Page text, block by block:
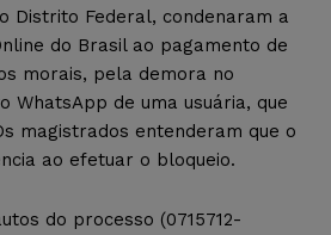
Distrito Federal, condenaram a
do Brasil ao pagamento de
morais, pela demora no
WhatsApp de uma usuária, que
magistrados entenderam que o
ao efetuar o bloqueio.
do processo (0715712-